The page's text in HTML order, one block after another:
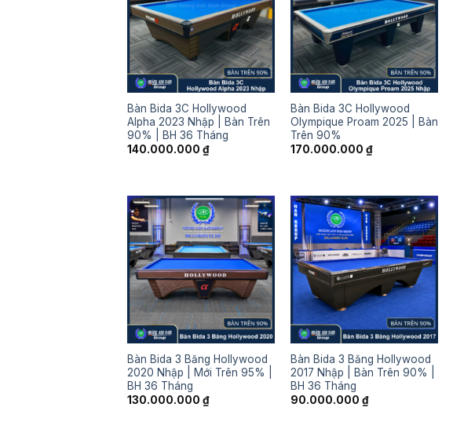
Bàn Bida 3C Hollywood
Alpha 2023 Nhập | Bàn Trên
90% | BH 36 Tháng
140.000.000 ₫
Bàn Bida 3C Hollywood
Olympique Proam 2025 | Bàn
Trên 90%
170.000.000 ₫
Bàn Bida 3 Băng Hollywood
2020 Nhập | Mới Trên 95% |
BH 36 Tháng
130.000.000 ₫
Bàn Bida 3 Băng Hollywood
2017 Nhập | Bàn Trên 90% |
BH 36 Tháng
90.000.000 ₫